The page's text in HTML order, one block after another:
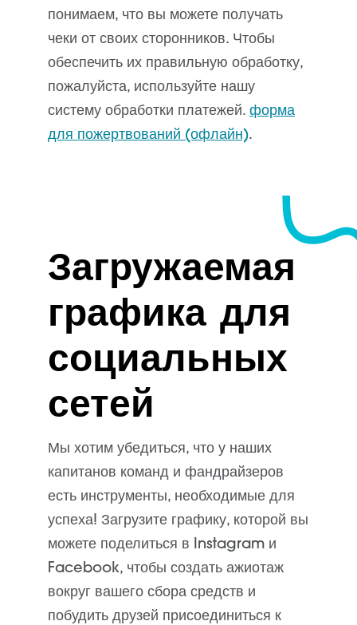
понимаем, что вы можете получать
чеки от своих сторонников. Чтобы
обеспечить их правильную обработку,
пожалуйста, используйте нашу
систему обработки платежей. форма
для пожертвований (офлайн).
Загружаемая
графика для
социальных
сетей
Мы хотим убедиться, что у наших
капитанов команд и фандрайзеров
есть инструменты, необходимые для
успеха! Загрузите графику, которой вы
можете поделиться в Instagram и
Facebook, чтобы создать ажиотаж
вокруг вашего сбора средств и
побудить друзей присоединиться к